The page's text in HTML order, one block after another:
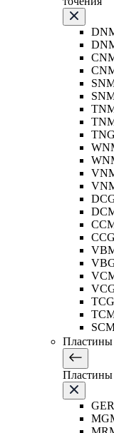
Пластины
Пластины
GER